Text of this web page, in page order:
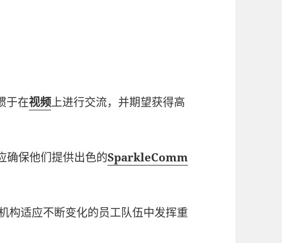
于在视频上进行交流，并期望获得高
确保他们提供出色的SparkleComm
构适应不断变化的员工队伍中发挥重